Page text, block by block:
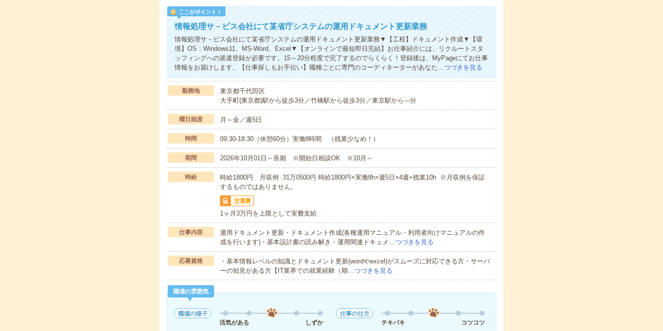
ここがポイント！
情報処理サ－ビス会社にて某省庁システムの運用ドキュメント更新業務
情報処理サ－ビス会社にて某省庁システムの運用ドキュメント更新業務▼【工程】ドキュメント作成▼【環
境】OS：Windows11、MS-Word、Excel▼【オンラインで最短即日完結】お仕事紹介には、リクルートスタ
ッフィングへの派遣登録が必要です。15～20分程度で完了するのでらくらく！登録後は、MyPageにてお仕事
情報をお届けします。【仕事探しもお手伝い】職種ごとに専門のコーディネーターがあなた…つづきを見る
勤務地
東京都千代田区
大手町(東京都)駅から徒歩3分／竹橋駅から徒歩3分／東京駅から---分
曜日頻度 月～金／週5日
時間 09:30-18:30（休憩60分）実働8時間 （残業少なめ！）
期間 2026年10月01日～長期 ※開始日相談OK ※10月～
時給
時給1800円 月収例 31万0500円 時給1800円×実働8h×週5日×4週+残業10h ※月収例を保証
するものではありません。
交通費
1ヶ月3万円を上限として実費支給
仕事内容
運用ドキュメント更新・ドキュメント作成(各種運用マニュアル・利用者向けマニュアルの作
成を行います)・基本設計書の読み解き・運用関連ドキュメ…つづきを見る
応募資格
・基本情報レベルの知識とドキュメント更新(wordやexcel)がスムーズに対応できる方・サーバ
ーの知見がある方【IT業界での就業経験（期…つづきを見る
職場の雰囲気
職場の様子
活気がある
しずか
仕事の仕方
テキパキ
コツコツ